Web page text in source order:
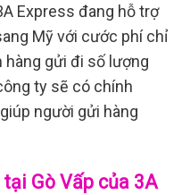
Express đang hỗ trợ
Mỹ với cước phí chỉ
gửi đi số lượng
ty sẽ có chính
người gửi hàng
Gò Vấp của 3A